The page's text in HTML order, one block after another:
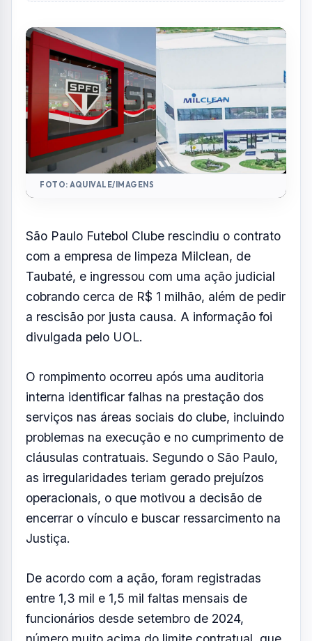
com a empresa de limpeza Milclean, de
Taubaté, e ingressou com uma ação judicial
cobrando cerca de R$ 1 milhão, além de pedir
a rescisão por justa causa. A informação foi
divulgada pelo UOL.
O rompimento ocorreu após uma auditoria
interna identificar falhas na prestação dos
serviços nas áreas sociais do clube, incluindo
cláusulas contratuais. Segundo o São Paulo,
as irregularidades teriam gerado prejuízos
operacionais, o que motivou a decisão de
encerrar o vínculo e buscar ressarcimento na
Justiça.
entre 1,3 mil e 1,5 mil faltas mensais de
funcionários desde setembro de 2024,
número muito acima do limite contratual, que
previa tolerância de até 60 ausências por
mês.
Quando questionada pelo clube, a empresa
alegou enfrentar “dificuldades operacionais”
e um processo de “reequilíbrio financeiro”.
A Milclean também informou ter investido
cerca de R$ 398 mil em equipamentos para
substituir parte da mão de obra, diante da
dificuldade de contratação, além de